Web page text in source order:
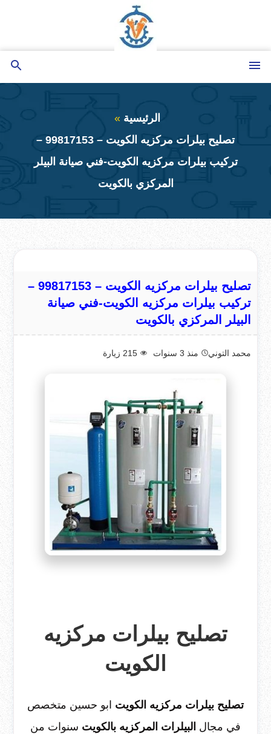
المحتوى
الرئيسية
تصليح بيلرات مركزيه الكويت – 99817153 –
تركيب بيلرات مركزيه الكويت-فني صيانة البيلر
المركزي بالكويت
تصليح بيلرات مركزيه الكويت – 99817153 –
تركيب بيلرات مركزيه الكويت-فني صيانة
البيلر المركزي بالكويت
محمد التوني منذ 3 سنوات 215 زيارة
تصليح بيلرات مركزيه
الكويت
تصليح بيلرات مركزيه الكويت ابو حسين متخصص
في مجال البيلرات المركزيه بالكويت سنوات من